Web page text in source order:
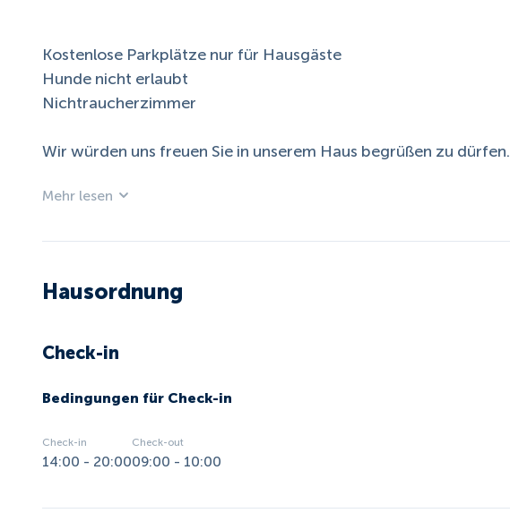
Kostenlose Parkplätze nur für Hausgäste
Hunde nicht erlaubt
Nichtraucherzimmer
Wir würden uns freuen Sie in unserem Haus begrüßen zu dürfen.
Mehr lesen
Hausordnung
Check-in
Bedingungen für Check-in
Check-in
14:00 - 20:00
Check-out
09:00 - 10:00